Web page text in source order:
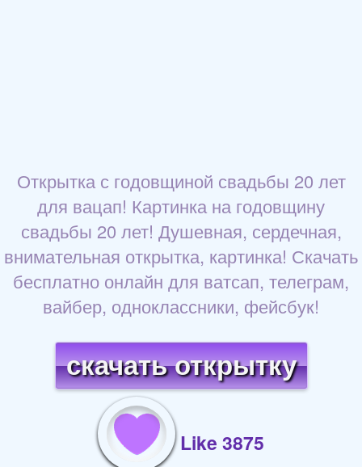
Открытка с годовщиной свадьбы 20 лет
для вацап! Картинка на годовщину
свадьбы 20 лет! Душевная, сердечная,
внимательная открытка, картинка! Скачать
бесплатно онлайн для ватсап, телеграм,
вайбер, одноклассники, фейсбук!
скачать открытку
Like 3875